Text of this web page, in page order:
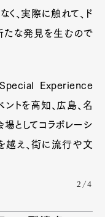
く、実際に触れて、ド
たな発見を生むので
Experience
トを高知、広島、名
としてコラボレーシ
越え、街に流行や文
2/4